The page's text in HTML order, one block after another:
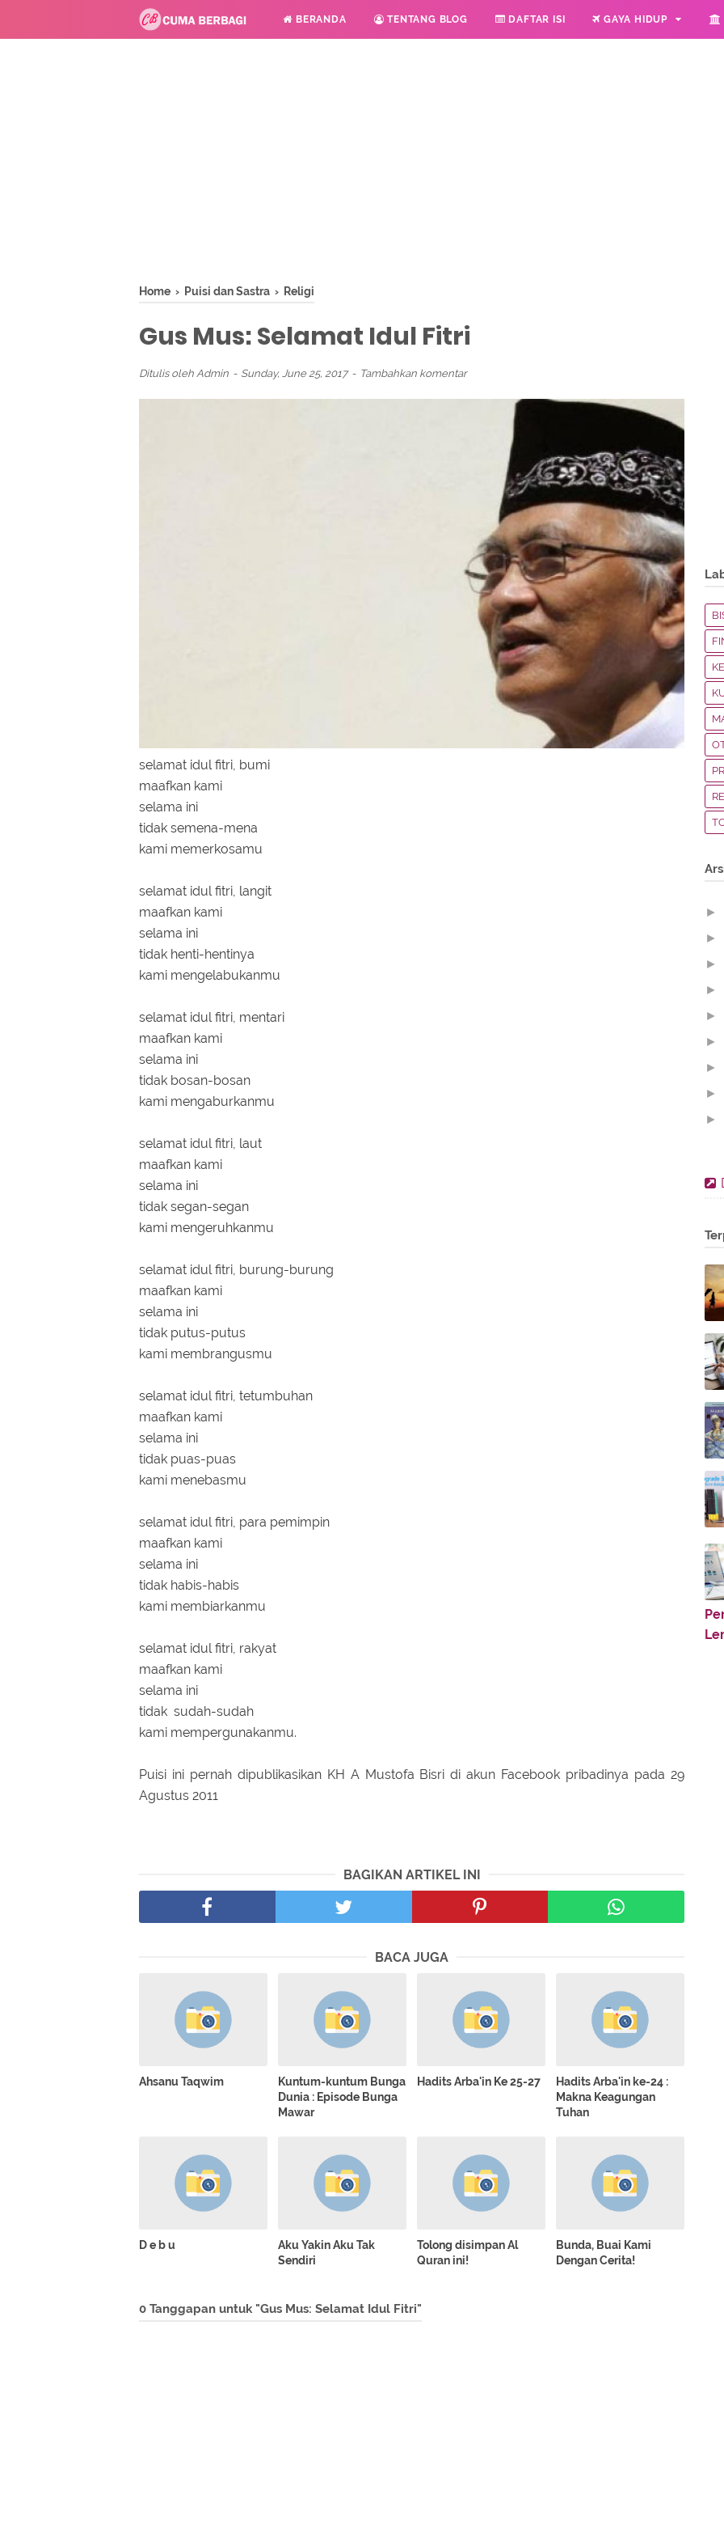
BERANDA TENTANG BLOG DAFTAR ISI GAYA HIDUP
Home › Puisi dan Sastra › Religi
Gus Mus: Selamat Idul Fitri
Ditulis oleh Admin Sunday, June 25, 2017 Tambahkan komentar
selamat idul fitri, bumi
maafkan kami
selama ini
tidak semena-mena
kami memerkosamu
selamat idul fitri, langit
maafkan kami
selama ini
tidak henti-hentinya
kami mengelabukanmu
selamat idul fitri, mentari
maafkan kami
selama ini
tidak bosan-bosan
kami mengaburkanmu
selamat idul fitri, laut
maafkan kami
selama ini
tidak segan-segan
kami mengeruhkanmu
selamat idul fitri, burung-burung
maafkan kami
selama ini
tidak putus-putus
kami membrangusmu
selamat idul fitri, tetumbuhan
maafkan kami
selama ini
tidak puas-puas
kami menebasmu
selamat idul fitri, para pemimpin
maafkan kami
selama ini
tidak habis-habis
kami membiarkanmu
selamat idul fitri, rakyat
maafkan kami
selama ini
tidak sudah-sudah
kami mempergunakanmu.
Puisi ini pernah dipublikasikan KH A Mustofa Bisri di akun Facebook pribadinya pada 29
Agustus 2011
BAGIKAN ARTIKEL INI
BACA JUGA
Ahsanu Taqwim
Kuntum-kuntum Bunga
Dunia : Episode Bunga
Mawar
Hadits Arba'in Ke 25-27
Hadits Arba'in ke-24 :
Makna Keagungan
Tuhan
D e b u
Aku Yakin Aku Tak
Sendiri
Tolong disimpan Al
Quran ini!
Bunda, Buai Kami
Dengan Cerita!
0 Tanggapan untuk "Gus Mus: Selamat Idul Fitri"
►
►
►
►
►
►
►
►
►